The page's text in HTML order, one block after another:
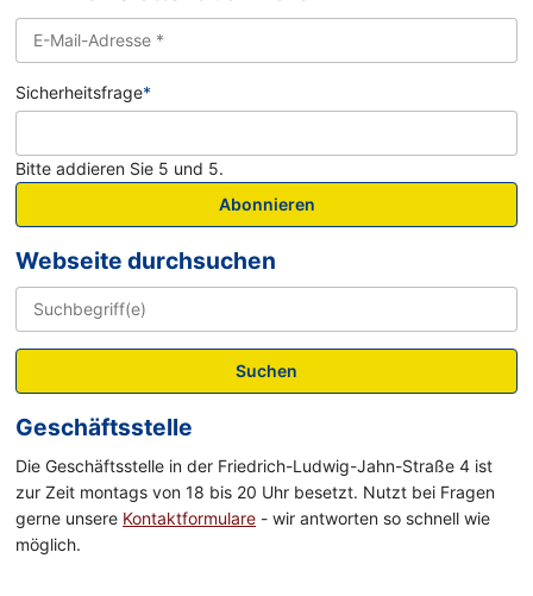
Sicherheitsfrage*
Bitte addieren Sie 5 und 5.
Abonnieren
Webseite durchsuchen
Suchen
Geschäftsstelle
Die Geschäftsstelle in der Friedrich-Ludwig-Jahn-Straße 4 ist
zur Zeit montags von 18 bis 20 Uhr besetzt. Nutzt bei Fragen
gerne unsere Kontaktformulare - wir antworten so schnell wie
möglich.